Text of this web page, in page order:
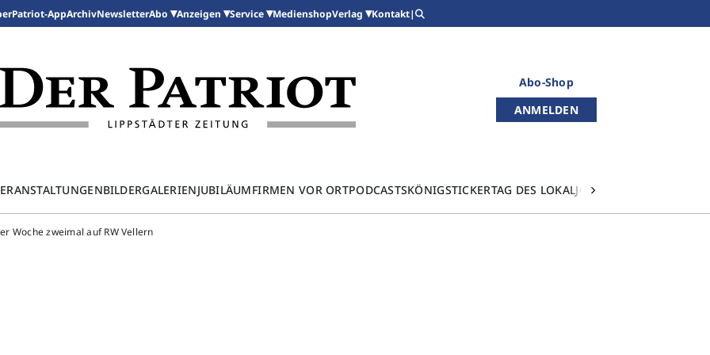
Patriot-AppArchivNewsletterAbo Anzeigen Service MedienshopVerlag Kontakt|
Abo-Shop
ANMELDEN
BILDERGALERIENJUBILÄUMFIRMEN VOR ORTPODCASTSKÖNIGSTICKERTAG DES LOKALJOURNALISMUS
Woche zweimal auf RW Vellern